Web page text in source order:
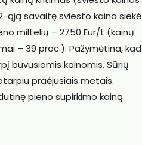
ąją savaitę sviesto kaina siekė
miltelių – 2750 Eur/t (kainų
– 39 proc.). Pažymėtina, kad
buvusiomis kainomis. Sūrių
praėjusiais metais.
pieno supirkimo kainą